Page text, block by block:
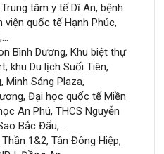
tâm y tế Dĩ An, bệnh
viện quốc tế Hạnh Phúc,
Bình Dương, Khu biệt thự
khu Du lịch Suối Tiên,
Minh Sáng Plaza,
Đại học quốc tế Miền
An Phú, THCS Nguyễn
Bắc Đẩu,…
1&2, Tân Đông Hiệp,